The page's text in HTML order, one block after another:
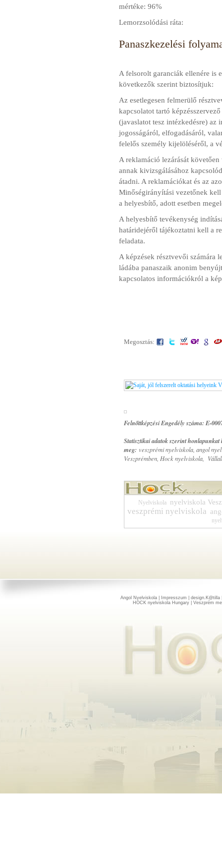
mértéke: 96%
Lemorzsolódási ráta:
Panaszkezelési
A felsorolt garanciák ellenére is
következők szerint biztosítjuk:
Az esetlegesen felmerülő
kapcsolatot tartó
(javaslatot tesz intézkedésre) az
jogosságáról, elfogadásáról,
felelős személy kijelöléséről, a
A reklamáció lezárását
annak kivizsgálásához
átadni. A reklamációkat és az
Minőségirányítási vezetőnek
a helyesbítő, adott esetben
A helyesbítő tevékenység
határidejéről tájékoztatni kell a
feladata.
A képzések résztvevői számára
ládába panaszaik anonim
kapcsolatos információkról a
Megosztás:
Felnőttképzési Engedély száma: E-
Statisztikai adatok szerint
meg: veszprémi nyelviskola, angol
Veszprémben, Hock nyelviskola,
Nyelviskola nyelviskola
veszprémi nyelviskola
Angol Nyelviskola| Impresszum | design. K@tilla|
HOCK nyelviskola Hungary | Veszprém